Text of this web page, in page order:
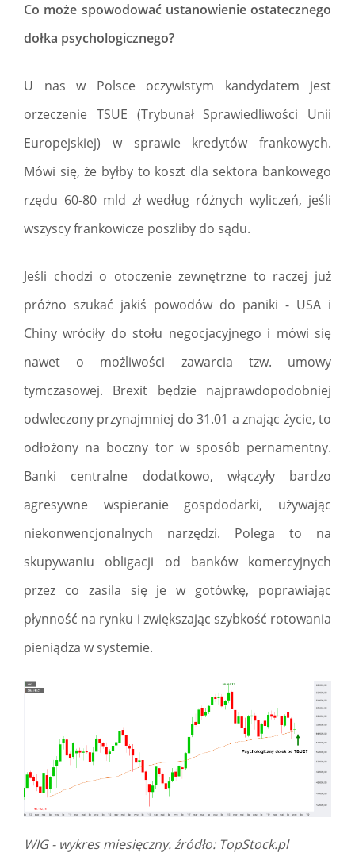
Co może spowodować ustanowienie ostatecznego
dołka psychologicznego?
U nas w Polsce oczywistym kandydatem jest
orzeczenie TSUE (Trybunał Sprawiedliwości Unii
Europejskiej) w sprawie kredytów frankowych.
Mówi się, że byłby to koszt dla sektora bankowego
rzędu 60-80 mld zł według różnych wyliczeń, jeśli
wszyscy frankowicze poszliby do sądu.
Jeśli chodzi o otoczenie zewnętrzne to raczej już
próżno szukać jakiś powodów do paniki - USA i
Chiny wróciły do stołu negocjacyjnego i mówi się
nawet o możliwości zawarcia tzw. umowy
tymczasowej. Brexit będzie najprawdopodobniej
odwleczony przynajmniej do 31.01 a znając życie, to
odłożony na boczny tor w sposób pernamentny.
Banki centralne dodatkowo, włączyły bardzo
agresywne wspieranie gospdodarki, używając
niekonwencjonalnych narzędzi. Polega to na
skupywaniu obligacji od banków komercyjnych
przez co zasila się je w gotówkę, poprawiając
płynność na rynku i zwiększając szybkość rotowania
pieniądza w systemie.
WIG - wykres miesięczny. źródło: TopStock.pl